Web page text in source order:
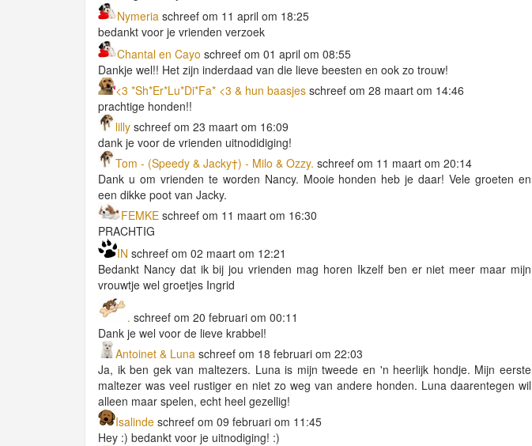
Nymeria schreef om 11 april om 18:25
bedankt voor je vrienden verzoek
Chantal en Cayo schreef om 01 april om 08:55
Dankje wel!! Het zijn inderdaad van die lieve beesten en ook zo trouw!
<3 *Sh*Er*Lu*Di*Fa* <3 & hun baasjes schreef om 28 maart om 14:46
prachtige honden!!
lilly schreef om 23 maart om 16:09
dank je voor de vrienden uitnodidiging!
Tom - (Speedy & Jacky†) - Milo & Ozzy. schreef om 11 maart om 20:14
Dank u om vrienden te worden Nancy. Mooie honden heb je daar! Vele groeten en
een dikke poot van Jacky.
FEMKE schreef om 11 maart om 16:30
PRACHTIG
IN schreef om 02 maart om 12:21
Bedankt Nancy dat ik bij jou vrienden mag horen Ikzelf ben er niet meer maar mijn
vrouwtje wel groetjes Ingrid
. schreef om 20 februari om 00:11
Dank je wel voor de lieve krabbel!
Antoinet & Luna schreef om 18 februari om 22:03
Ja, ik ben gek van maltezers. Luna is mijn tweede en 'n heerlijk hondje. Mijn eerste
maltezer was veel rustiger en niet zo weg van andere honden. Luna daarentegen wil
alleen maar spelen, echt heel gezellig!
Isalinde schreef om 09 februari om 11:45
Hey :) bedankt voor je uitnodiging! :)